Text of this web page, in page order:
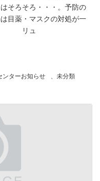
そろそろ・・・。予防の
目薬・マスクの対処が一
。 リュ
ンターお知らせ 、 未分類